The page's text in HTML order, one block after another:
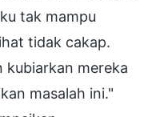
tak mampu
tidak cakap.
kubiarkan mereka
masalah ini."